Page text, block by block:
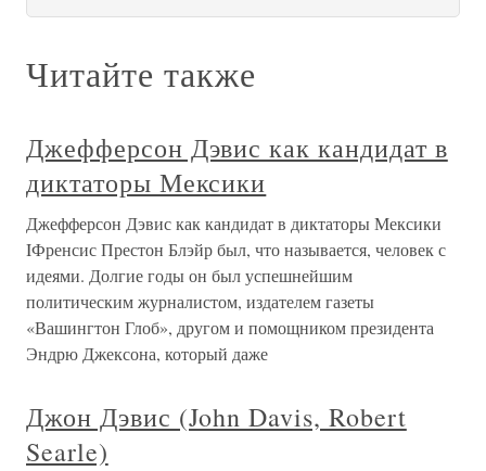
Читайте также
Джефферсон Дэвис как кандидат в
диктаторы Мексики
Джефферсон Дэвис как кандидат в диктаторы Мексики
IФренсис Престон Блэйр был, что называется, человек с
идеями. Долгие годы он был успешнейшим
политическим журналистом, издателем газеты
«Вашингтон Глоб», другом и помощником президента
Эндрю Джексона, который даже
Джон Дэвис (John Davis, Robert
Searle)